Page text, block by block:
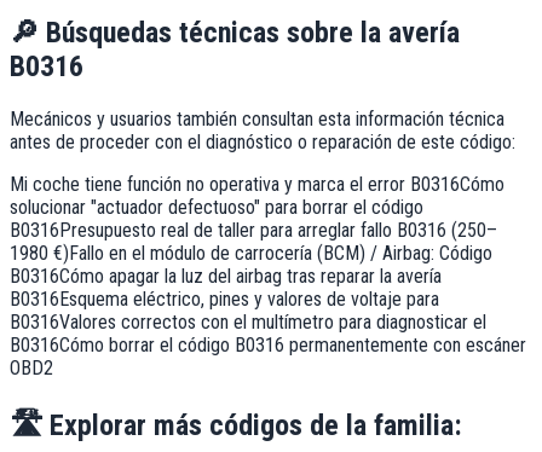
🔎 Búsquedas técnicas sobre la avería
B0316
Mecánicos y usuarios también consultan esta información técnica
antes de proceder con el diagnóstico o reparación de este código:
Mi coche tiene función no operativa y marca el error B0316Cómo
solucionar "actuador defectuoso" para borrar el código
B0316Presupuesto real de taller para arreglar fallo B0316 (250–
1980 €)Fallo en el módulo de carrocería (BCM) / Airbag: Código
B0316Cómo apagar la luz del airbag tras reparar la avería
B0316Esquema eléctrico, pines y valores de voltaje para
B0316Valores correctos con el multímetro para diagnosticar el
B0316Cómo borrar el código B0316 permanentemente con escáner
OBD2
🛣️ Explorar más códigos de la familia: